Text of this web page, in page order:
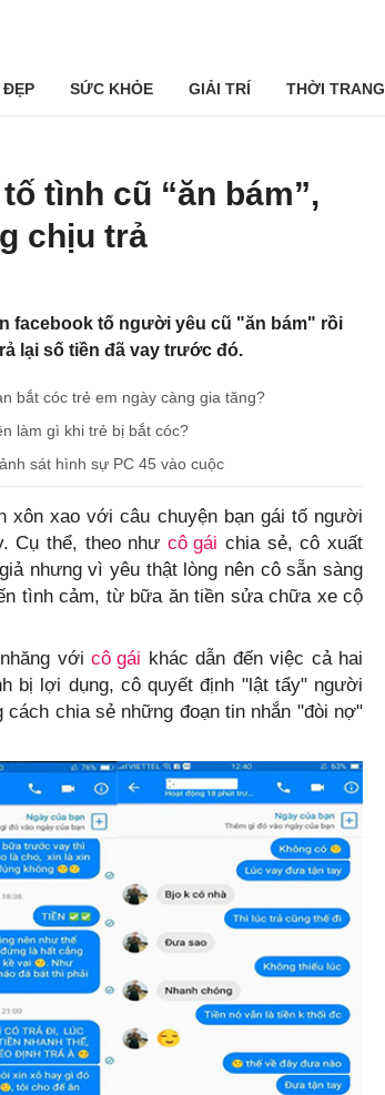
ĐẸP SỨC KHỎE GIẢI TRÍ THỜI TRANG
tình cũ “ăn bám”,
chịu trả
facebook tố người yêu cũ "ăn bám" rồi
lại số tiền đã vay trước đó.
bắt cóc trẻ em ngày càng gia tăng?
làm gì khi trẻ bị bắt cóc?
sát hình sự PC 45 vào cuộc
xôn xao với câu chuyện bạn gái tố người
Cụ thể, theo nhưcô gái chia sẻ, cô xuất
nhưng vì yêu thật lòng nên cô sẵn sàng
tình cảm, từ bữa ăn tiền sửa chữa xe cộ
nhăng vớicô gái khác dẫn đến việc cả hai
bị lợi dụng, cô quyết định "lật tẩy" người
cách chia sẻ những đoạn tin nhắn "đòi nợ"